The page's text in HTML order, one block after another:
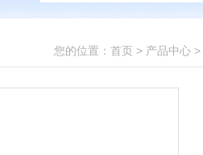
您的位置： 首页 > 产品中心 >